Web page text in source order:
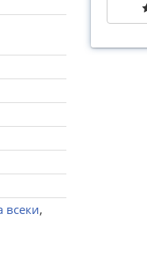
всеки,